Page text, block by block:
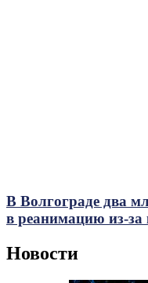
В Волгограде два
в реанимацию из-за
Новости